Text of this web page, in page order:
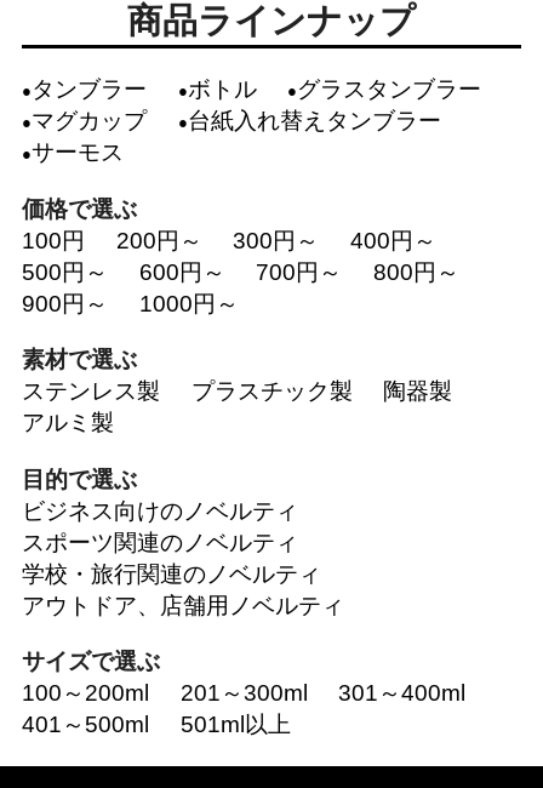
商品ラインナップ
タンブラー ボトル
グラスタンブラー
マグカップ
台紙入れ替えタンブラー
サーモス
価格で選ぶ
100円
200円～ 300円～
400円～
500円～
600円～ 700円～
800円～
900円～
1000円～
素材で選ぶ
ステンレス製
プラスチック製
陶器製
アルミ製
目的で選ぶ
ビジネス向けのノベルティ
スポーツ関連のノベルティ
学校・旅行関連のノベルティ
アウトドア、店舗用ノベルティ
サイズで選ぶ
100～200ml
201～300ml
301～400ml
401～500ml
501ml以上